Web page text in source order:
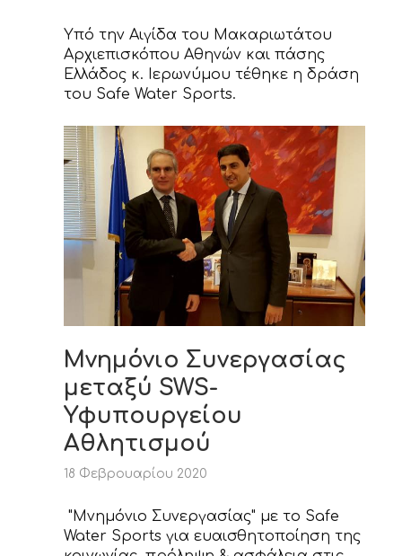
Υπό την Αιγίδα του Μακαριωτάτου
Αρχιεπισκόπου Αθηνών και πάσης
Ελλάδος κ. Ιερωνύμου τέθηκε η δράση
του Safe Water Sports.
Μνημόνιο Συνεργασίας
μεταξύ SWS-
Υφυπουργείου
Αθλητισμού
18 Φεβρουαρίου 2020
"Μνημόνιο Συνεργασίας" με το Safe
Water Sports για ευαισθητοποίηση της